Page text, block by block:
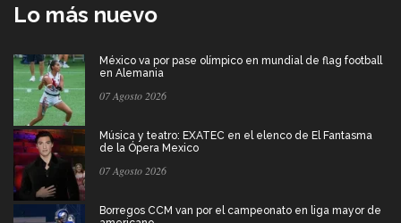
Lo más nuevo
México va por pase olímpico en mundial de flag football
en Alemania
07 Agosto 2026
Música y teatro: EXATEC en el elenco de El Fantasma
de la Ópera Mexico
07 Agosto 2026
Borregos CCM van por el campeonato en liga mayor de